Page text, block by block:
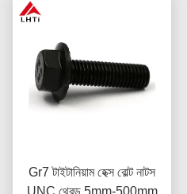
Gr7 টাইটানিয়াম হেক্স বোল্ট নাটস
UNC থ্রেড 5mm-500mm